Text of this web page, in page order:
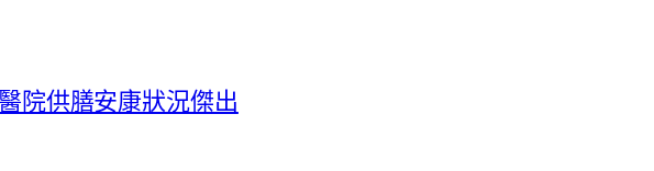
院供膳安康狀況傑出